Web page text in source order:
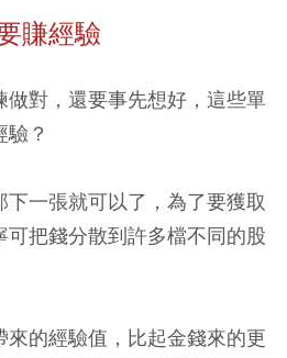
賺經驗
做對，還要事先想好，這些單
？
一張就可以了，為了要獲取
把錢分散到許多檔不同的股
的經驗值，比起金錢來的更